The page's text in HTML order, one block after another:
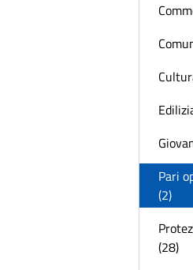
Pari
(2)
(28)